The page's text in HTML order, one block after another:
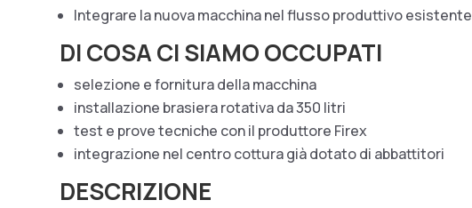
Integrare la nuova macchina nel flusso produttivo esistente
DI COSA CI SIAMO OCCUPATI
selezione e fornitura della macchina
installazione brasiera rotativa da 350 litri
test e prove tecniche con il produttore Firex
integrazione nel centro cottura già dotato di abbattitori
DESCRIZIONE